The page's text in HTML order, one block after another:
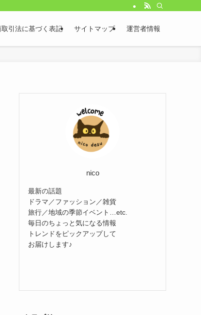
引法に基づく表記 サイトマップ 運営者情報
nico
最新の話題
ドラマ／ファッション／雑貨
旅行／地域の季節イベント…etc.
毎日のちょっと気になる情報
トレンドをピックアップして
お届けします♪